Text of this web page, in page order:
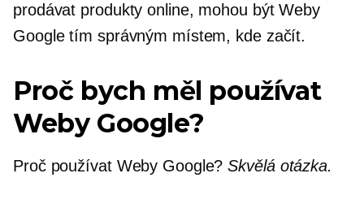
prodávat produkty online, mohou být Weby
Google tím správným místem, kde začít.
Proč bych měl používat
Weby Google?
Proč používat Weby Google?Skvělá otázka.